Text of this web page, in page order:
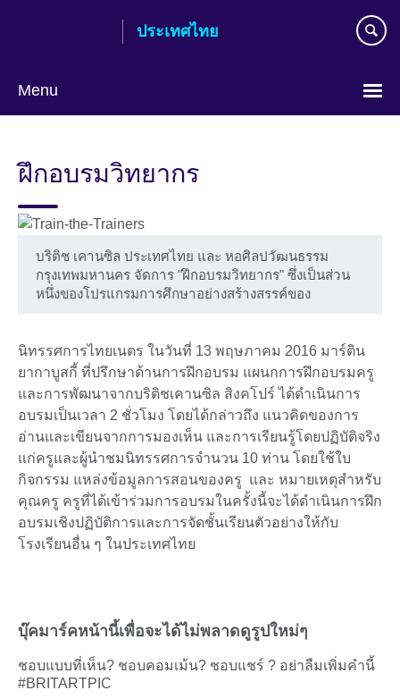
ประเทศไทย
Menu
ฝึกอบรมวิทยากร
บริติช เคานซิล ประเทศไทย และ หอศิลปวัฒนธรรม
กรุงเทพมหานคร จัดการ "ฝึกอบรมวิทยากร" ซึ่งเป็นส่วน
หนึ่งของโปรแกรมการศึกษาอย่างสร้างสรรค์ของ
นิทรรศการไทยเนตร ในวันที่ 13 พฤษภาคม 2016 มาร์ติน
ยากาบูสกี้ ที่ปรึกษาด้านการฝึกอบรม แผนกการฝึกอบรมครู
และการพัฒนาจากบริติชเคานซิล สิงคโปร์ ได้ดำเนินการ
อบรมเป็นเวลา 2 ชั่วโมง โดยได้กล่าวถึง แนวคิดของการ
อ่านและเขียนจากการมองเห็น และการเรียนรู้โดยปฏิบัติจริง
แก่ครูและผู้นำชมนิทรรศการจำนวน 10 ท่าน โดยใช้ใบ
กิจกรรม แหล่งข้อมูลการสอนของครู และ หมายเหตุสำหรับ
คุณครู ครูที่ได้เข้าร่วมการอบรมในครั้งนี้จะได้ดำเนินการฝึก
อบรมเชิงปฏิบัติการและการจัดชั้นเรียนตัวอย่างให้กับ
โรงเรียนอื่น ๆ ในประเทศไทย
บุ๊คมาร์คหน้านี้เพื่อจะได้ไม่พลาดดูรูปใหม่ๆ
ชอบแบบที่เห็น? ชอบคอมเม้น? ชอบแชร์ ? อย่าลืมเพิ่มคำนี้
#BRITARTPIC